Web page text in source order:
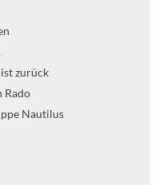
zurück
Rado
Nautilus